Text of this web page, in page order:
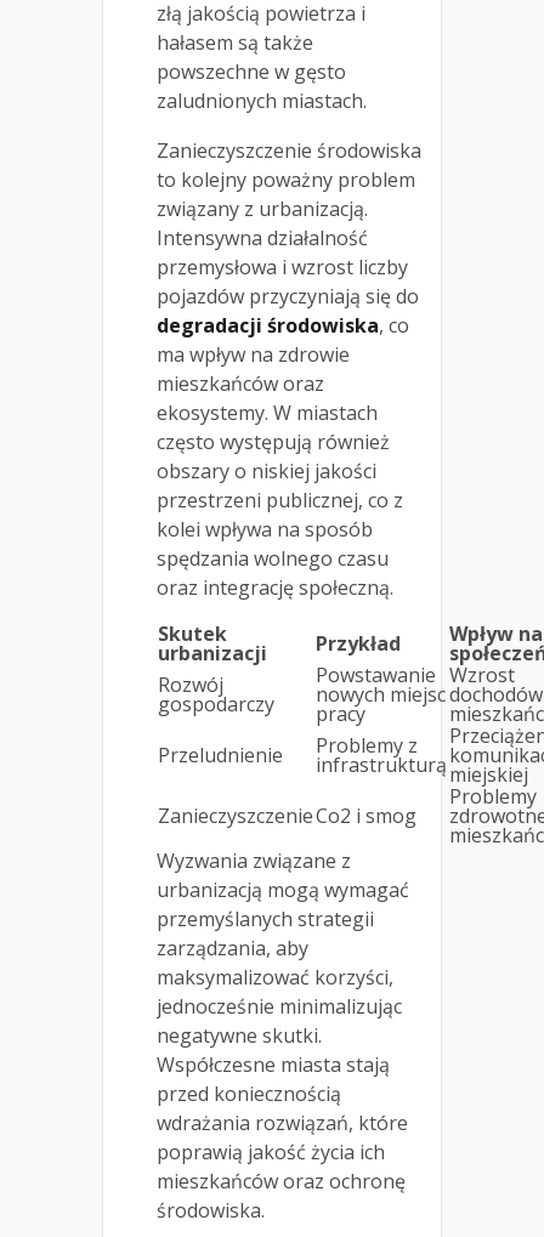
złą jakością powietrza i
hałasem są także
powszechne w gęsto
zaludnionych miastach.
Zanieczyszczenie środowiska
to kolejny poważny problem
związany z urbanizacją.
Intensywna działalność
przemysłowa i wzrost liczby
pojazdów przyczyniają się do
degradacji środowiska, co
ma wpływ na zdrowie
mieszkańców oraz
ekosystemy. W miastach
często występują również
obszary o niskiej jakości
przestrzeni publicznej, co z
kolei wpływa na sposób
spędzania wolnego czasu
oraz integrację społeczną.
Skutek
urbanizacji Przykład Wpływ na
Rozwój
gospodarczy
Powstawanie
nowych miejsc
pracy
Wzrost
dochodów
Przeludnienie
Problemy z
infrastrukturąmiejskiej
ZanieczyszczenieCo2 i smog
Problemy
Wyzwania związane z
urbanizacją mogą wymagać
przemyślanych strategii
zarządzania, aby
maksymalizować korzyści,
jednocześnie minimalizując
negatywne skutki.
Współczesne miasta stają
przed koniecznością
wdrażania rozwiązań, które
poprawią jakość życia ich
mieszkańców oraz ochronę
środowiska.